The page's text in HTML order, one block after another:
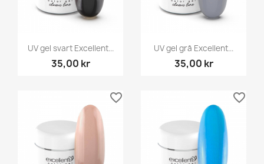
UV gel svart Excellent...
35,00 kr
UV gel grå Excellent...
35,00 kr
favorite_border favorite_border